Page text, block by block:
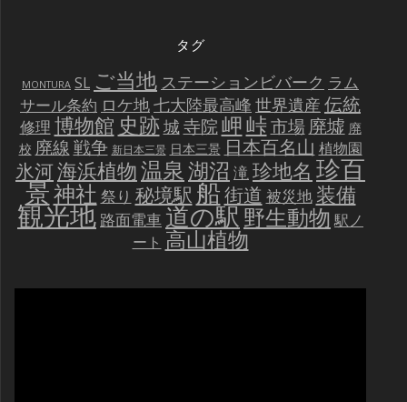
タグ
MONTURA SL ご当地 ステーションビバーク ラム
サール条約 ロケ地七大陸最高峰 世界遺産 伝統
修理 博物館 史跡城寺院岬峠市場 廃墟 廃
校 廃線戦争 新日本三景 日本三景 日本百名山 植物園
氷河海浜植物温泉湖沼 滝珍地名 珍百
景神社 祭り 秘境駅船街道 被災地 装備
観光地 路面電車道の駅野生動物 駅ノ
ート 高山植物